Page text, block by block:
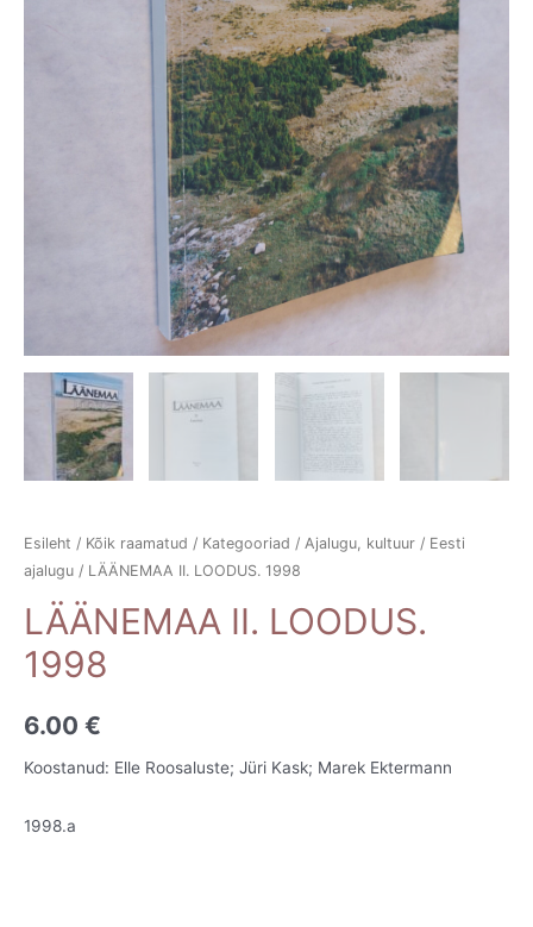
Esileht / Kõik raamatud / Kategooriad / Ajalugu, kultuur / Eesti
ajalugu / LÄÄNEMAA II. LOODUS. 1998
LÄÄNEMAA II. LOODUS.
1998
6.00 €
Koostanud: Elle Roosaluste; Jüri Kask; Marek Ektermann
1998.a